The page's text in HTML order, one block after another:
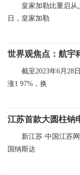
皇家加勒比重启从
日，皇家加勒
截至2023年6月28
涨1 97%，换
江苏首款大圆柱钠
新江苏·中国江苏
国纳斯达